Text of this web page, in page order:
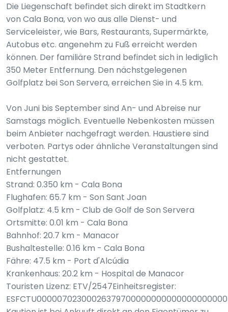
Die Liegenschaft befindet sich direkt im Stadtkern
von Cala Bona, von wo aus alle Dienst- und
Serviceleister, wie Bars, Restaurants, Supermärkte,
Autobus etc. angenehm zu Fuß erreicht werden
können. Der familiäre Strand befindet sich in lediglich
350 Meter Entfernung. Den nächstgelegenen
Golfplatz bei Son Servera, erreichen Sie in 4.5 km.
Von Juni bis September sind An- und Abreise nur
Samstags möglich. Eventuelle Nebenkosten müssen
beim Anbieter nachgefragt werden. Haustiere sind
verboten. Partys oder ähnliche Veranstaltungen sind
nicht gestattet.
Entfernungen
Strand: 0.350 km - Cala Bona
Flughafen: 65.7 km - Son Sant Joan
Golfplatz: 4.5 km - Club de Golf de Son Servera
Ortsmitte: 0.01 km - Cala Bona
Bahnhof: 20.7 km - Manacor
Bushaltestelle: 0.16 km - Cala Bona
Fähre: 47.5 km - Port d'Alcúdia
Krankenhaus: 20.2 km - Hospital de Manacor
Touristen Lizenz: ETV/2547Einheitsregister: